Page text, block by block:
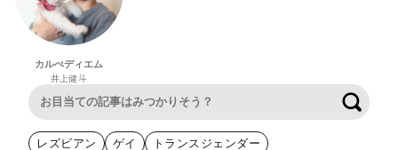
カルぺディエム
井上健斗
レズビアン ゲイ
トランスジェンダー